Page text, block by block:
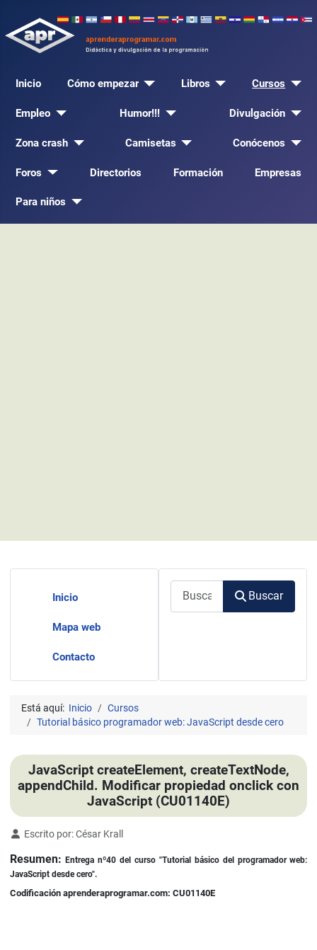
Inicio Cómo empezar Libros Cursos
Empleo Humor!!! Divulgación
Zona crash Camisetas Conócenos
Foros Directorios Formación Empresas
Para niños
Inicio
Mapa web
Contacto
Buscar
Está aquí: Inicio
Cursos
Tutorial básico programador web: JavaScript desde cero
JavaScript createElement, createTextNode,
appendChild. Modificar propiedad onclick con
JavaScript (CU01140E)
Detalles
Escrito por:César Krall
Resumen:Entrega nº40 del curso "Tutorial básico del programador web:
JavaScript desde cero".
Codificación aprenderaprogramar.com: CU01140E